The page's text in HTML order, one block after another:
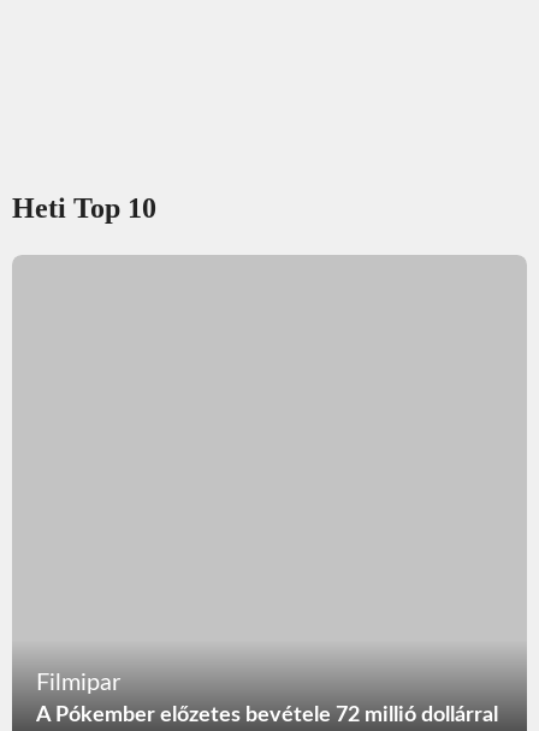
Heti Top 10
Filmipar
A Pókember előzetes bevétele 72 millió dollárral